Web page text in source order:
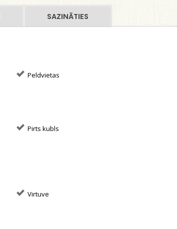
SAZINĀTIES
Peldvietas
Pirts kubls
Virtuve